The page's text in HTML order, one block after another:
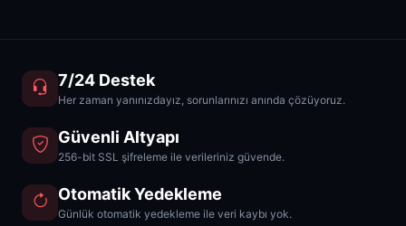
7/24 Destek
Her zaman yanınızdayız, sorunlarınızı anında çözüyoruz.
Güvenli Altyapı
256-bit SSL şifreleme ile verileriniz güvende.
Otomatik Yedekleme
Günlük otomatik yedekleme ile veri kaybı yok.